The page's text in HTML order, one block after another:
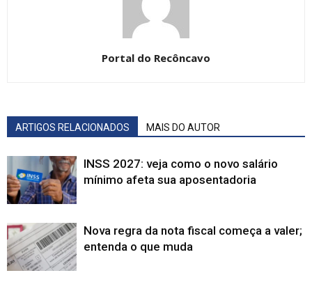
Portal do Recôncavo
ARTIGOS RELACIONADOS MAIS DO AUTOR
INSS 2027: veja como o novo salário
mínimo afeta sua aposentadoria
Nova regra da nota fiscal começa a valer;
entenda o que muda